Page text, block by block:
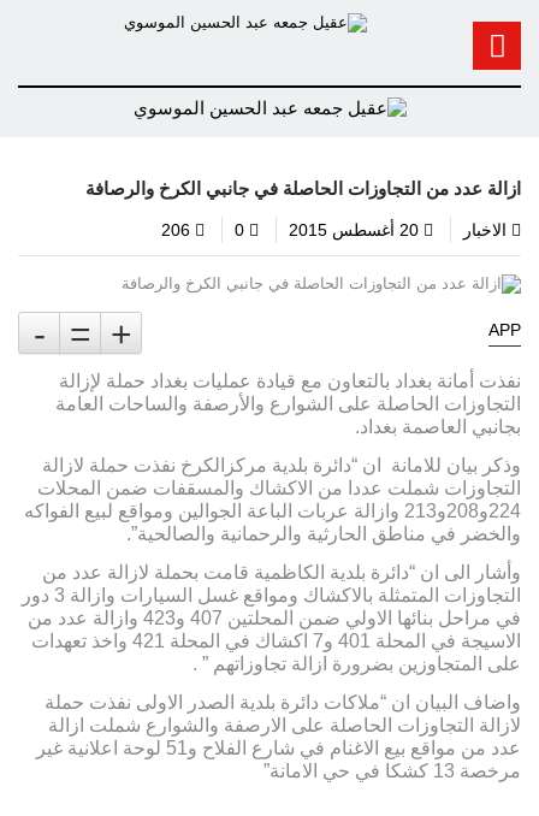
ازالة عدد من التجاوزات الحاصلة في جانبي الكرخ والرصافة
الاخبار
APP
+
=
-
نفذت أمانة بغداد بالتعاون مع قيادة عمليات بغداد حملة لإزالة
التجاوزات الحاصلة على الشوارع والأرصفة والساحات العامة
بجانبي العاصمة بغداد.
وذكر بيان للامانة ان “دائرة بلدية مركزالكرخ نفذت حملة لازالة
التجاوزات شملت عددا من الاكشاك والمسقفات ضمن المحلات
224و208و213 وازالة عربات الباعة الجوالين ومواقع لبيع الفواكه
والخضر في مناطق الحارثية والرحمانية والصالحية”.
وأشار الى ان “دائرة بلدية الكاظمية قامت بحملة لازالة عدد من
التجاوزات المتمثلة بالاكشاك ومواقع غسل السيارات وازالة 3 دور
في مراحل بنائها الاولي ضمن المحلتين 407 و423 وازالة عدد من
الاسيجة في المحلة 401 و7 اكشاك في المحلة 421 واخذ تعهدات
على المتجاوزين بضرورة ازالة تجاوزاتهم ” .
واضاف البيان ان “ملاكات دائرة بلدية الصدر الاولى نفذت حملة
لازالة التجاوزات الحاصلة على الارصفة والشوارع شملت ازالة
عدد من مواقع بيع الاغنام في شارع الفلاح و51 لوحة اعلانية غير
مرخصة 13 كشكا في حي الامانة”